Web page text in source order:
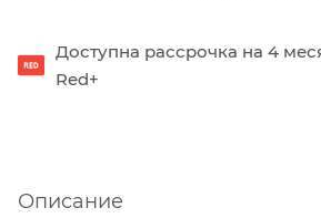
Доступна рассрочка на 4
Red+
Описание